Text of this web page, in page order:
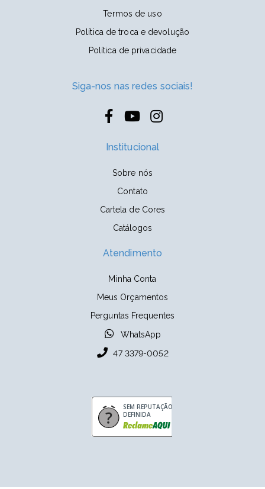
Termos de uso
Política de troca e devolução
Política de privacidade
Siga-nos nas redes sociais!
Institucional
Sobre nós
Contato
Cartela de Cores
Catálogos
Atendimento
Minha Conta
Meus Orçamentos
Perguntas Frequentes
WhatsApp
47 3379-0052
SEM REPUTAÇÃO
DEFINIDA